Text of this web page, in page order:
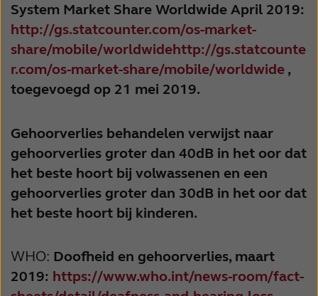
System Market Share Worldwide April 2019:
http://gs.statcounter.com/os-market-
share/mobile/worldwidehttp://gs.statcounte
r.com/os-market-share/mobile/worldwide ,
toegevoegd op 21 mei 2019.
Gehoorverlies behandelen verwijst naar
gehoorverlies groter dan 40dB in het oor dat
het beste hoort bij volwassenen en een
gehoorverlies groter dan 30dB in het oor dat
het beste hoort bij kinderen.
WHO: Doofheid en gehoorverlies, maart
2019: https://www.who.int/news-room/fact-